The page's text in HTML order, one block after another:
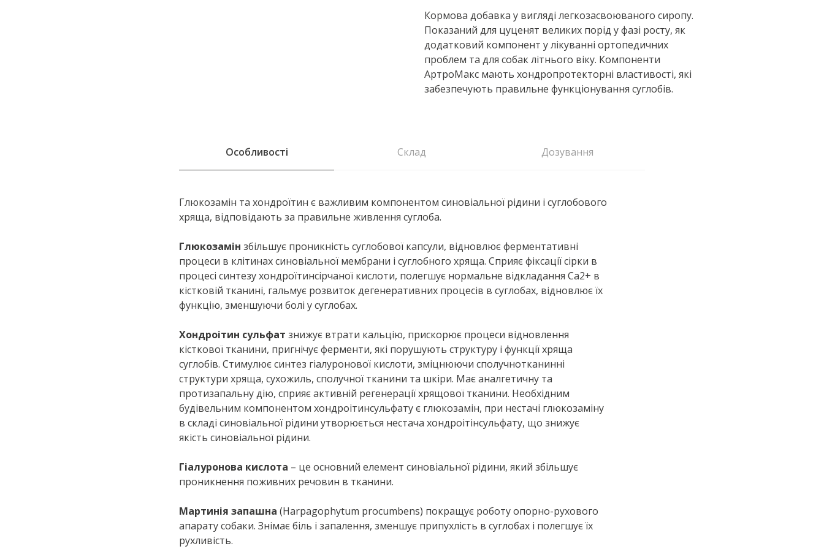
Кормова добавка у вигляді легкозасвоюваного сиропу.
Показаний для цуценят великих порід у фазі росту, як
додатковий компонент у лікуванні ортопедичних
проблем та для собак літнього віку. Компоненти
АртроМакс мають хондропротекторні властивості, які
забезпечують правильне функціонування суглобів.
Особливості Склад Дозування
Глюкозамін та хондроїтин є важливим компонентом синовіальної рідини і суглобового
хряща, відповідають за правильне живлення суглоба.
Глюкозамiн збільшує проникність суглобової капсули, відновлює ферментативні
процеси в клітинах синовіальної мембрани і суглобного хряща. Сприяє фіксації сірки в
процесі синтезу хондроїтинсірчаної кислоти, полегшує нормальне відкладання Ca2+ в
кістковій тканині, гальмує розвиток дегенеративних процесів в суглобах, відновлює їх
функцію, зменшуючи болі у суглобах.
Хондроітин сульфат знижує втрати кальцію, прискорює процеси відновлення
кісткової тканини, пригнічує ферменти, які порушують структуру і функції хряща
суглобів. Стимулює синтез гiалуронової кислоти, змiцнюючи сполучнотканиннi
структури хряща, сухожиль, сполучної тканини та шкiри. Має аналгетичну та
протизапальну дiю, сприяє активнiй регенерації хрящової тканини. Необхідним
будівельним компонентом хондроітинсульфату є глюкозамін, при нестачі глюкозаміну
в складі синовіальної рідини утворюється нестача хондроітінсульфату, що знижує
якість синовіальної рідини.
Гіалуронова кислота – це основний елемент синовіальної рідини, який збільшує
проникнення поживних речовин в тканини.
Мартинія запашна (Harpagophytum procumbens) покращує роботу опорно-рухового
апарату собаки. Знімає біль і запалення, зменшує припухлість в суглобах і полегшує їх
рухливість.